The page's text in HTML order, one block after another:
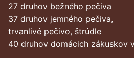
27 druhov bežného pečiva
37 druhov jemného pečiva,
trvanlivé pečivo, štrúdle
40 druhov domácich zákuskov